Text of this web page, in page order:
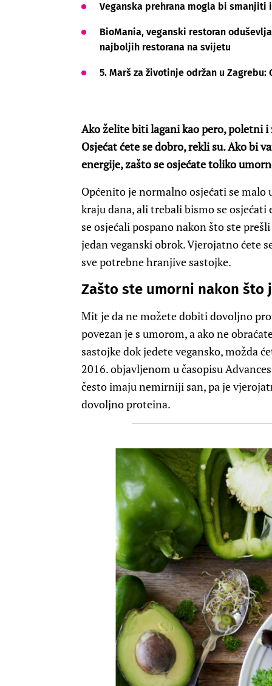
Veganska prehrana mogla bi
BioMania, veganski restoran
najboljih restorana na svijetu
5. Marš za životinje održan u
Ako želite biti lagani kao pero, poletni i
Osjećat ćete se dobro, rekli su. Ako bi
energije, zašto se osjećate toliko
Općenito je normalno osjećati se
kraju dana, ali trebali bismo se
se osjećali pospano nakon što ste
jedan veganski obrok. Vjerojatno ćete
sve potrebne hranjive sastojke.
Zašto ste umorni nakon što
Mit je da ne možete dobiti dovoljno
povezan je s umorom, a ako ne
sastojke dok jedete vegansko, možda
2016. objavljenom u časopisu
često imaju nemirniji san, pa je
dovoljno proteina.